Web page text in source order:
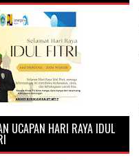
UCAPAN HARI RAYA IDUL